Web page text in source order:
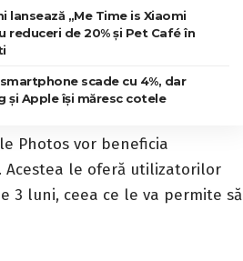
lansează „Me Time is Xiaomi
reduceri de 20% și Pet Café în
scade cu 4%, dar
și Apple își măresc cotele
Photos vor beneficia
Acestea le oferă utilizatorilor
3 luni, ceea ce le va permite să